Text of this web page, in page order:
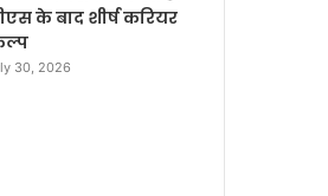
के बाद शीर्ष करियर
30, 2026